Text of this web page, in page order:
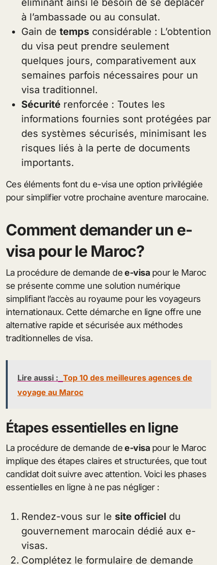
à l’ambassade ou au consulat.
Gain de temps considérable : L’obtention
du visa peut prendre seulement
quelques jours, comparativement aux
semaines parfois nécessaires pour un
visa traditionnel.
Sécurité renforcée : Toutes les
informations fournies sont protégées par
des systèmes sécurisés, minimisant les
risques liés à la perte de documents
importants.
Ces éléments font du e-visa une option privilégiée
pour simplifier votre prochaine aventure marocaine.
Comment demander un e-
visa pour le Maroc?
La procédure de demande dee-visapour le Maroc
se présente comme une solution numérique
simplifiant l’accès au royaume pour les voyageurs
internationaux. Cette démarche en ligne offre une
alternative rapide et sécurisée aux méthodes
traditionnelles de visa.
Lire aussi : Top 10 des meilleures agences de
voyage au Maroc
Étapes essentielles en ligne
La procédure de demande dee-visapour le Maroc
implique des étapes claires et structurées, que tout
candidat doit suivre avec attention. Voici les phases
essentielles en ligne à ne pas négliger :
Rendez-vous sur le site officiel du
gouvernement marocain dédié aux e-
visas.
Complétez le formulaire de demande